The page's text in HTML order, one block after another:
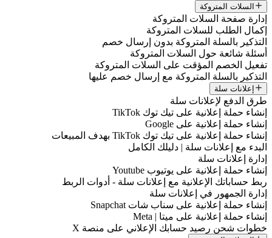
السلات المتروكة
إدارة صفحة السلات المتروكة
إكمال الطلب للسلات المتروكة
التذكير بالسلة المتروكة بدون إرسال خصم
أسئلة شائعة حول السلات المتروكة
تفعيل الخصم المؤقت على السلات المتروكة
التذكير بالسلة المتروكة مع إرسال خصم عليها
إعلانات سلة
طرق الدفع لإعلانات سلة
إنشاء حملة إعلانية على تيك توك TikTok
إنشاء حملة إعلانية على Google
إنشاء حملة إعلانية على تيك توك TikTok بهدف المبيعات
البدء مع إعلانات سلة | دليلك الكامل
إدارة إعلانات سلة
إنشاء حملة إعلانية على يوتيوب Youtube
ربط حساباتك الإعلانية مع إعلانات سلة - أدوات الربط
إدارة الجمهور في إعلانات سلة
إنشاء حملة إعلانية على سناب شات Snapchat
إنشاء حملة إعلانية على ميتا | Meta
خطوات شحن رصيد حسابك الإعلاني على منصة X